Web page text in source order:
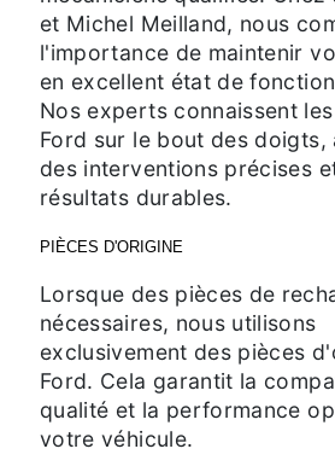
et Michel Meilland, nous
l'importance de maintenir
en excellent état de
Nos experts connaissent
Ford sur le bout des doigts,
des interventions précises
résultats durables.
PIÈCES D'ORIGINE
Lorsque des pièces de
nécessaires, nous utilisons
exclusivement des pièces
Ford. Cela garantit la
qualité et la performance
votre véhicule.